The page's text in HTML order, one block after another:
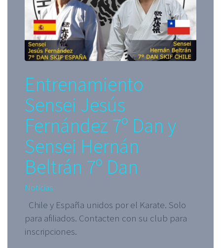
Entrenamiento
Sensei Jesús
Fernández 7º Dan y
Sensei Hernán
Beltrán 7º Dan
Noticias
Chile y España unidos por el Karate. Solo
para afiliados. Contacten con su club para
inscripciones.